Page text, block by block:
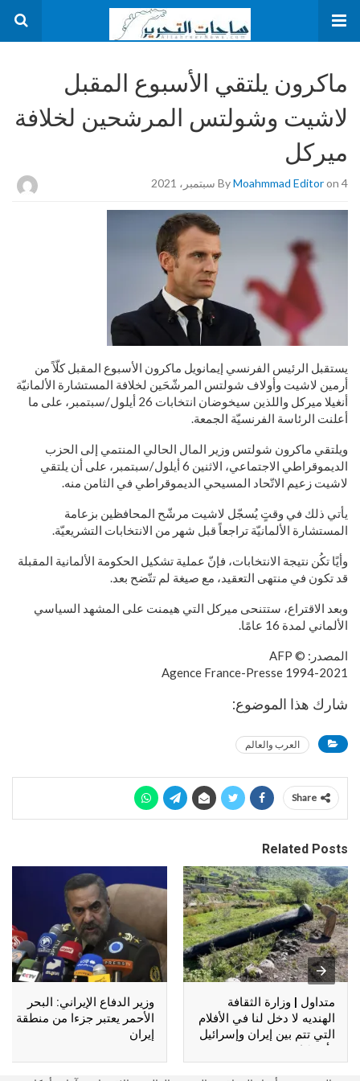
ماكرون يلتقي الأسبوع المقبل
لاشيت وشولتس المرشحين لخلافة
ميركل
ByMoahmmad Editoron 4 سبتمبر، 2021
يستقبل الرئيس الفرنسي إيمانويل ماكرون الأسبوع المقبل كلّاً من
أرمين لاشيت وأولاف شولتس المرشّحَين لخلافة المستشارة الألمانيّة
أنغيلا ميركل واللذين سيخوضان انتخابات 26 أيلول/سبتمبر، على ما
أعلنت الرئاسة الفرنسيّة الجمعة.
ويلتقي ماكرون شولتس وزير المال الحالي المنتمي إلى الحزب
الديموقراطي الاجتماعي، الاثنين 6 أيلول/سبتمبر، على أن يلتقي
لاشيت زعيم الاتّحاد المسيحي الديموقراطي في الثامن منه.
يأتي ذلك في وقتٍ يُسجّل لاشيت مرشّح المحافظين بزعامة
المستشارة الألمانيّة تراجعاً قبل شهر من الانتخابات التشريعيّة.
وأيًا تكُن نتيجة الانتخابات، فإنّ عملية تشكيل الحكومة الألمانية المقبلة
قد تكون في منتهى التعقيد، مع صيغة لم تتّضح بعد.
وبعد الاقتراع، ستتنحى ميركل التي هيمنت على المشهد السياسي
الألماني لمدة 16 عامًا.
المصدر: © AFP
1994-2021 Agence France-Presse
شارك هذا الموضوع:
العرب والعالم
Share
Related Posts
متداول | وزارة الثقافة
الهنديه لا دخل لنا في الأفلام
التي تتم بين إيران وإسرائيل
وأمريكا !!
وزير الدفاع الإيراني: البحر
الأحمر يعتبر جزءا من منطقة
إيران